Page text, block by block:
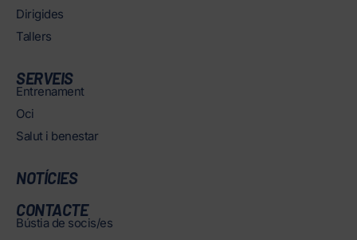
Dirigides
Tallers
SERVEIS
Entrenament
Oci
Salut i benestar
NOTÍCIES
CONTACTE
Bústia de socis/es